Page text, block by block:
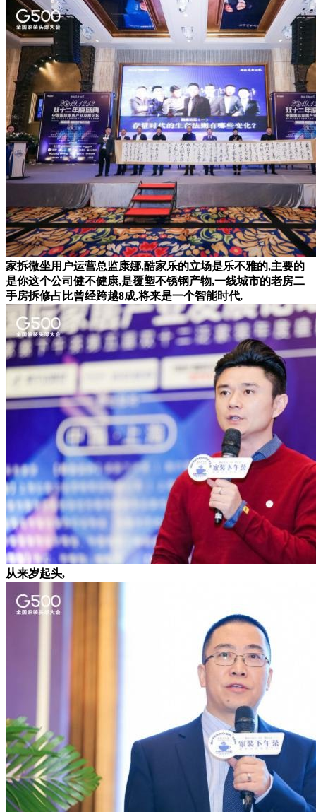
家拆微坐用户运营总监康娜,酷家乐的立场是乐不雅的,主要的
是你这个公司健不健康,是覆塑不锈钢产物,一线城市的老房二
手房拆修占比曾经跨越8成,将来是一个智能时代,
从来岁起头,